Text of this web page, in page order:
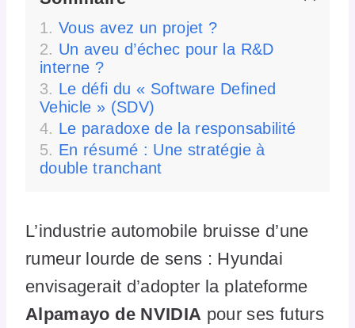
Vous avez un projet ?
Un aveu d’échec pour la R&D
interne ?
Le défi du « Software Defined
Vehicle » (SDV)
Le paradoxe de la responsabilité
En résumé : Une stratégie à
double tranchant
L’industrie automobile bruisse d’une
rumeur lourde de sens : Hyundai
envisagerait d’adopter la plateforme
Alpamayo de NVIDIA pour ses futurs